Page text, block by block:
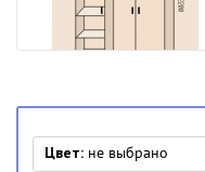
Цвет: не выбрано